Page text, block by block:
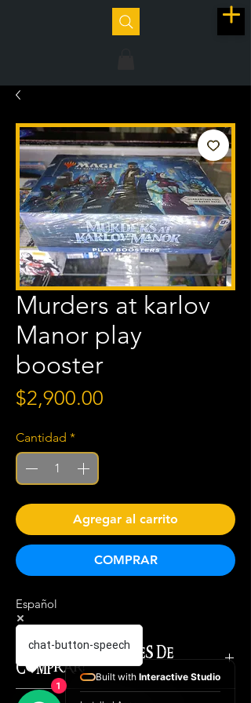
Murders at karlov
Manor play
booster
$2,900.00
Cantidad *
Agregar al carrito
COMPRAR
Español
¡IMPORTANTE ANTES DE
COMPRAR!
El costo total del producto es el
chat-button-speech
1
Built with Interactive Studio